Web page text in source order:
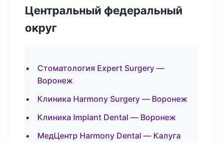
Центральный федеральный
округ
Стоматология Expert Surgery —
Воронеж
Клиника Harmony Surgery — Воронеж
Клиника Implant Dental — Воронеж
МедЦентр Harmony Dental — Калуга